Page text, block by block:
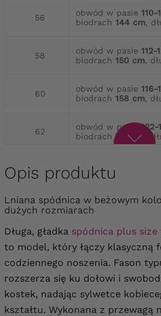
56 obwód w pasie 110-
biodrach 144 cm,
58 obwód w pasie 112-
biodrach 150 cm,
60 obwód w pasie 116-
biodrach 158 cm,
62 obwód w pasie 122-
biodrach 164 cm ,
64 obwód w pasie
biodrach
Opis produktu
Lniana spódnica w beżowym kolorze - kobiecy fason w
dużych rozmiarach
Długa, gładka spódnica plus size
to model, który łączy klasyczną
codziennego noszenia. Fason
rozszerza się ku dołowi i
kostek, nadając sylwetce
kształtu. Wykonana z przewagą